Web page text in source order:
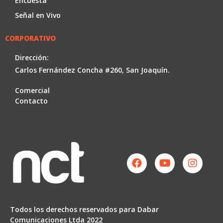
Señal en Vivo
CORPORATIVO
Dirección:
Carlos Fernández Concha #260, San Joaquín.
Comercial
Contacto
Todos los derechos reservados para Dabar
Comunicaciones Ltda 2022